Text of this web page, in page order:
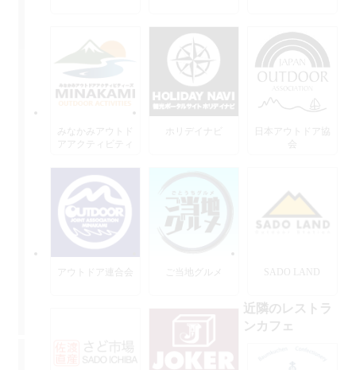
みなかみアウトド
アアクティビティ
ホリデイナビ
日本アウトドア協
会
アウトドア連合会 ご当地グルメ SADO LAND
近隣のレストラ
ンカフェ